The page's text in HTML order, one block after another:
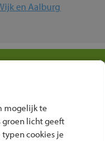
en Aalburg
mogelijk te
groen licht geeft
cookies je